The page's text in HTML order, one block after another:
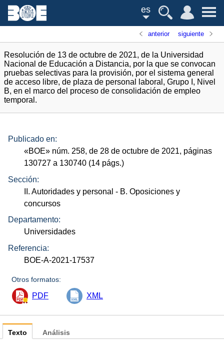
es
anterior siguiente
Resolución de 13 de octubre de 2021, de la Universidad
Nacional de Educación a Distancia, por la que se convocan
pruebas selectivas para la provisión, por el sistema general
de acceso libre, de plaza de personal laboral, Grupo I, Nivel
B, en el marco del proceso de consolidación de empleo
temporal.
Publicado en:
«BOE» núm. 258, de 28 de octubre de 2021, páginas
130727 a 130740 (14 págs.)
Sección:
II. Autoridades y personal - B. Oposiciones y
concursos
Departamento:
Universidades
Referencia:
BOE-A-2021-17537
Otros formatos:
PDF XML
Texto Análisis